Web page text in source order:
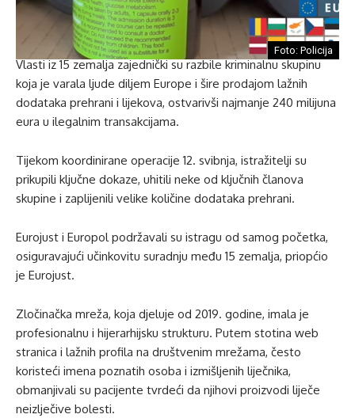
Foto: Policija
Vlasti iz 15 zemalja zajednički su razbile kriminalnu skupinu
koja je varala ljude diljem Europe i šire prodajom lažnih
dodataka prehrani i lijekova, ostvarivši najmanje 240 milijuna
eura u ilegalnim transakcijama.
Tijekom koordinirane operacije 12. svibnja, istražitelji su
prikupili ključne dokaze, uhitili neke od ključnih članova
skupine i zaplijenili velike količine dodataka prehrani.
Eurojust i Europol podržavali su istragu od samog početka,
osiguravajući učinkovitu suradnju među 15 zemalja, priopćio
je Eurojust.
Zločinačka mreža, koja djeluje od 2019. godine, imala je
profesionalnu i hijerarhijsku strukturu. Putem stotina web
stranica i lažnih profila na društvenim mrežama, često
koristeći imena poznatih osoba i izmišljenih liječnika,
obmanjivali su pacijente tvrdeći da njihovi proizvodi liječe
neizlječive bolesti.